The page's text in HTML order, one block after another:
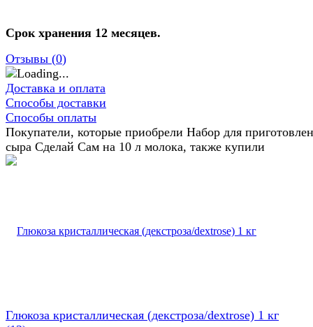
Срок хранения 12 месяцев.
Отзывы (0)
Доставка и оплата
Способы доставки
Способы оплаты
Покупатели, которые приобрели Набор для
сыра Сделай Сам на 10 л молока, также купили
Глюкоза кристаллическая (декстроза/dextrose) 1 кг